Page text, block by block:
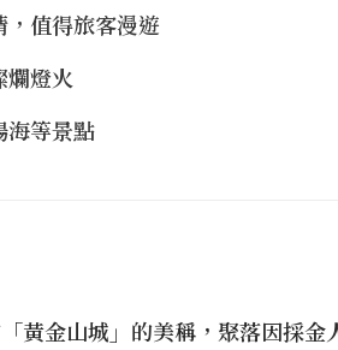
值得旅客漫遊
爛燈火
海等景點
黃金山城」的美稱，聚落因採